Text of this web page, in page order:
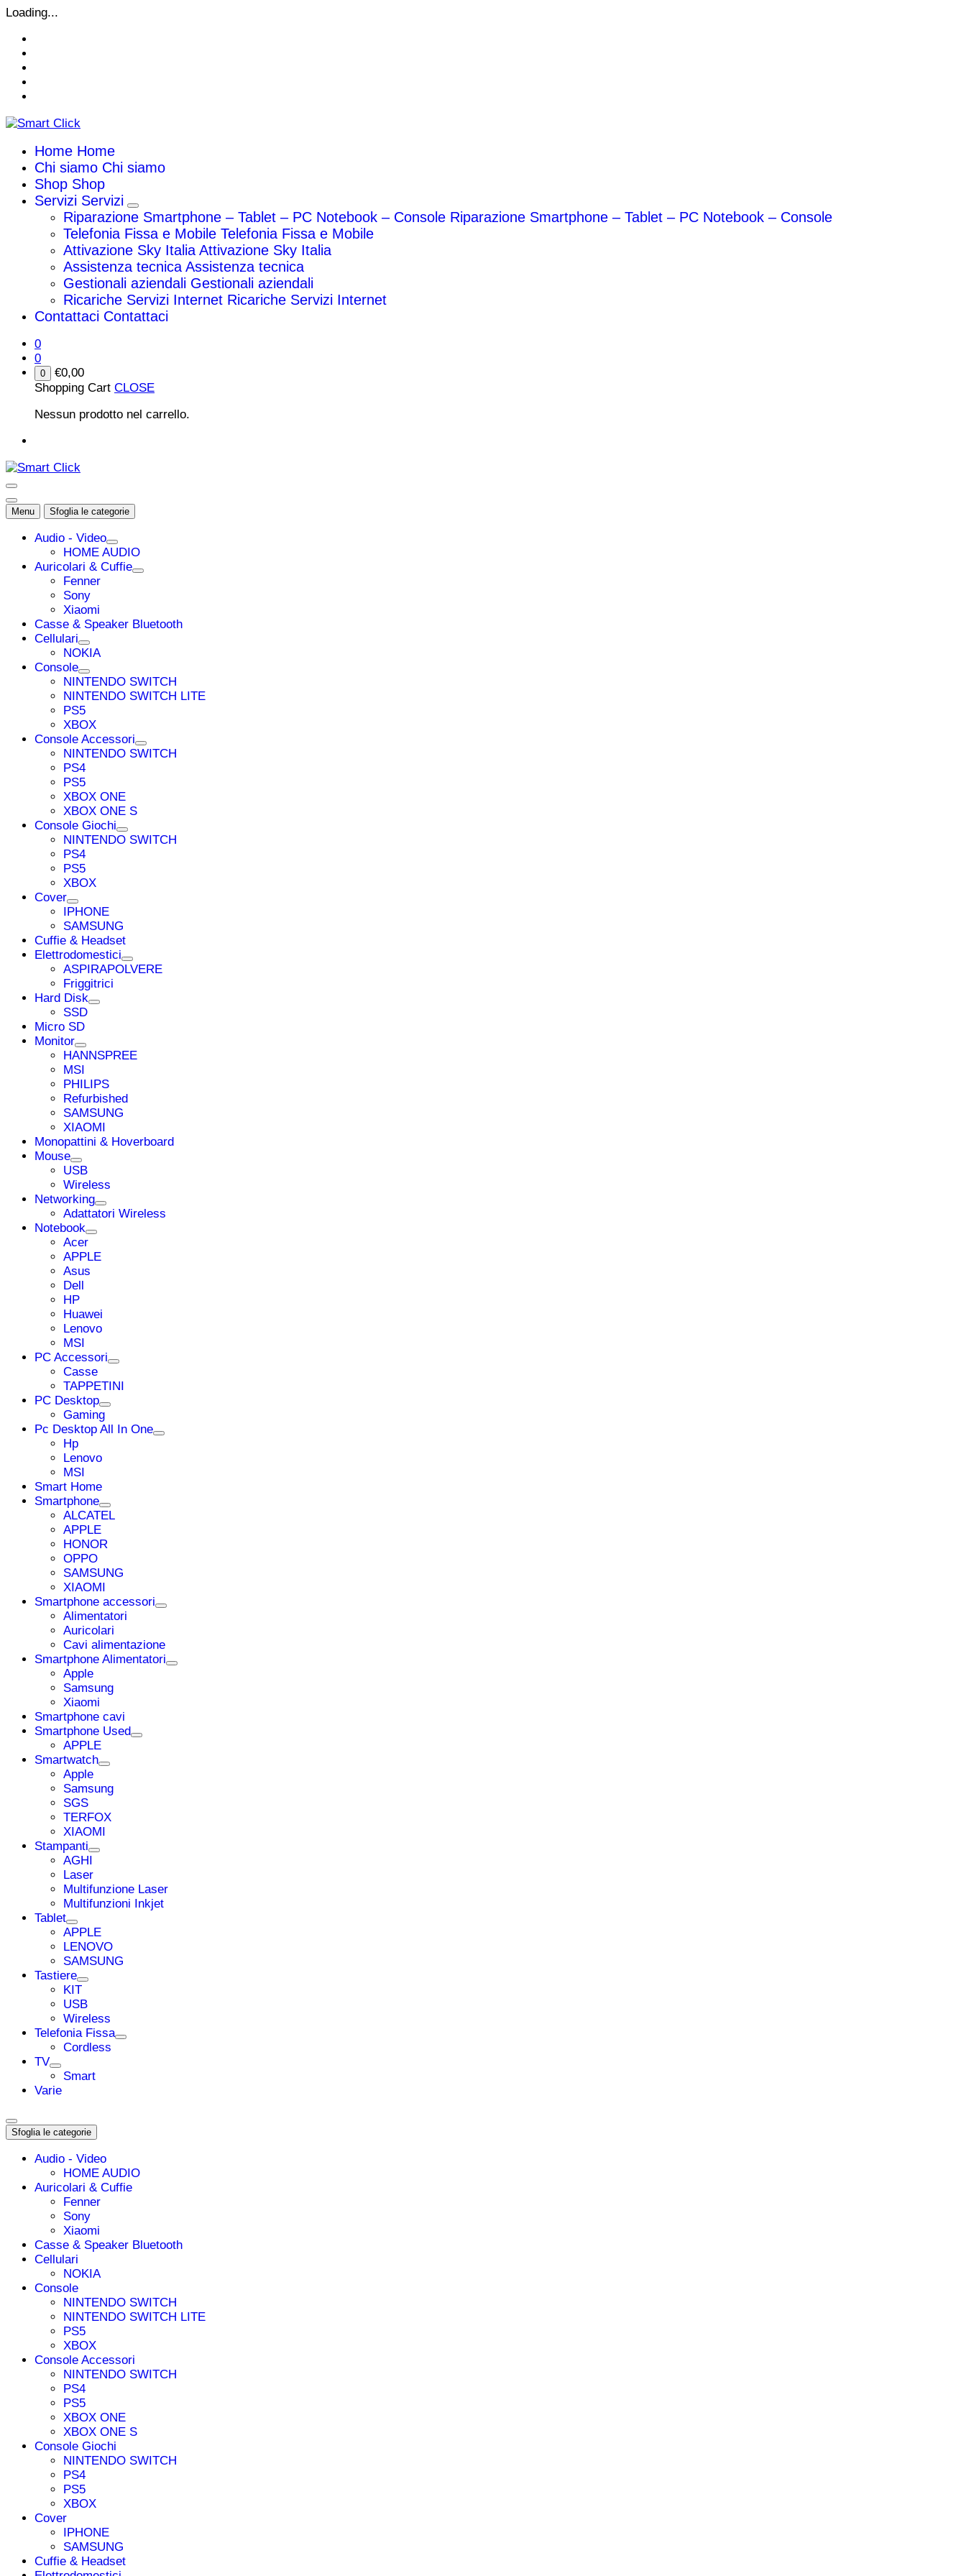
Vai
contenuto
Loading...
Home Home
Chi siamo Chi siamo
Shop Shop
Servizi Servizi
Riparazione Smartphone – Tablet – PC Notebook – Console Riparazione Smartphone – Tablet – PC Notebook – Console
Telefonia Fissa e Mobile Telefonia Fissa e Mobile
Attivazione Sky Italia Attivazione Sky Italia
Assistenza tecnica Assistenza tecnica
Gestionali aziendali Gestionali aziendali
Ricariche Servizi Internet Ricariche Servizi Internet
Contattaci Contattaci
0
0
0 €0,00
Shopping Cart CLOSE
Nessun prodotto nel carrello.
Menu Sfoglia le categorie
Audio - Video
HOME AUDIO
Auricolari & Cuffie
Fenner
Sony
Xiaomi
Casse & Speaker Bluetooth
Cellulari
NOKIA
Console
NINTENDO SWITCH
NINTENDO SWITCH LITE
PS5
XBOX
Console Accessori
NINTENDO SWITCH
PS4
PS5
XBOX ONE
XBOX ONE S
Console Giochi
NINTENDO SWITCH
PS4
PS5
XBOX
Cover
IPHONE
SAMSUNG
Cuffie & Headset
Elettrodomestici
ASPIRAPOLVERE
Friggitrici
Hard Disk
SSD
Micro SD
Monitor
HANNSPREE
MSI
PHILIPS
Refurbished
SAMSUNG
XIAOMI
Monopattini & Hoverboard
Mouse
USB
Wireless
Networking
Adattatori Wireless
Notebook
Acer
APPLE
Asus
Dell
HP
Huawei
Lenovo
MSI
PC Accessori
Casse
TAPPETINI
PC Desktop
Gaming
Pc Desktop All In One
Hp
Lenovo
MSI
Smart Home
Smartphone
ALCATEL
APPLE
HONOR
OPPO
SAMSUNG
XIAOMI
Smartphone accessori
Alimentatori
Auricolari
Cavi alimentazione
Smartphone Alimentatori
Apple
Samsung
Xiaomi
Smartphone cavi
Smartphone Used
APPLE
Smartwatch
Apple
Samsung
SGS
TERFOX
XIAOMI
Stampanti
AGHI
Laser
Multifunzione Laser
Multifunzioni Inkjet
Tablet
APPLE
LENOVO
SAMSUNG
Tastiere
KIT
USB
Wireless
Telefonia Fissa
Cordless
TV
Smart
Varie
Sfoglia le categorie
Audio - Video
HOME AUDIO
Auricolari & Cuffie
Fenner
Sony
Xiaomi
Casse & Speaker Bluetooth
Cellulari
NOKIA
Console
NINTENDO SWITCH
NINTENDO SWITCH LITE
PS5
XBOX
Console Accessori
NINTENDO SWITCH
PS4
PS5
XBOX ONE
XBOX ONE S
Console Giochi
NINTENDO SWITCH
PS4
PS5
XBOX
Cover
IPHONE
SAMSUNG
Cuffie & Headset